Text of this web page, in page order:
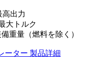
高出力
大トルク
重量（燃料を除く）
ーター 製品詳細